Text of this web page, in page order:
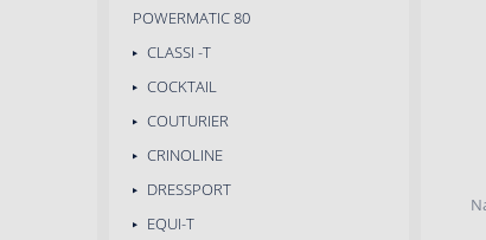
POWERMATIC 80
CLASSI -T
COCKTAIL
COUTURIER
CRINOLINE
DRESSPORT
EQUI-T